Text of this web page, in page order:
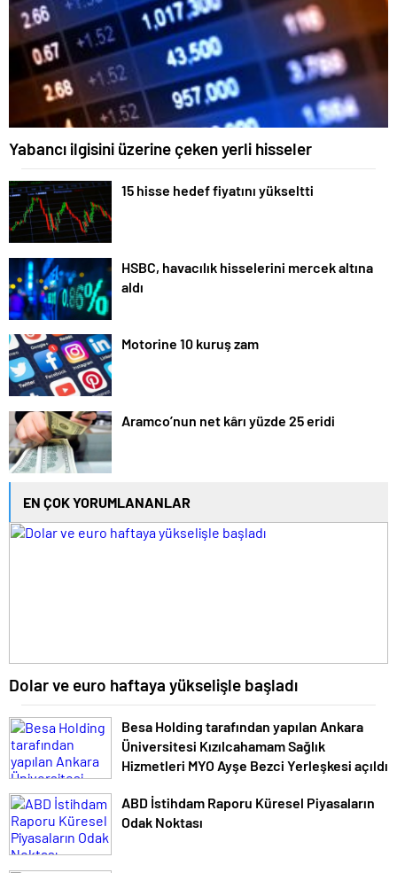
Yabancı ilgisini üzerine çeken yerli hisseler
15 hisse hedef fiyatını yükseltti
HSBC, havacılık hisselerini mercek altına
aldı
Motorine 10 kuruş zam
Aramco’nun net kârı yüzde 25 eridi
EN ÇOK YORUMLANANLAR
Dolar ve euro haftaya yükselişle başladı
Besa Holding tarafından yapılan Ankara
Üniversitesi Kızılcahamam Sağlık
Hizmetleri MYO Ayşe Bezci Yerleşkesi açıldı
ABD İstihdam Raporu Küresel Piyasaların
Odak Noktası